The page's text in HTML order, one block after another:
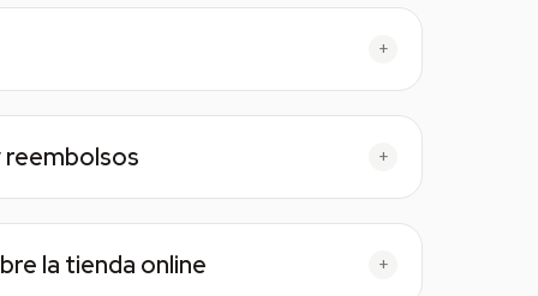
+
reembolsos +
la tienda online +